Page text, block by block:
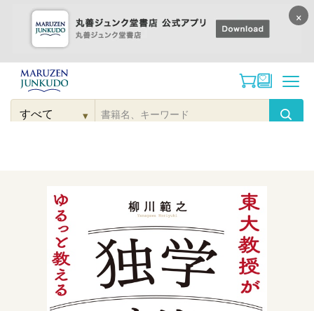
コンテンツに
進む
検
▾
×